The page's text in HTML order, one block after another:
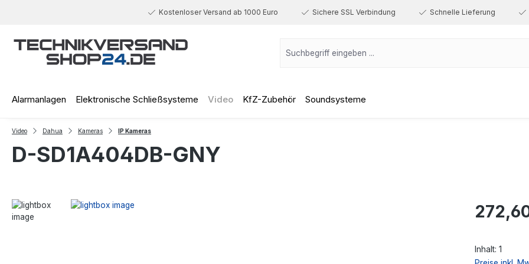
Kostenloser Versand ab 1000 Euro Sichere SSL Verbindung Schnelle Lieferung
Alarmanlagen Elektronische Schließsysteme Video KfZ-Zubehör Soundsysteme
Video Dahua Kameras IP Kameras
D-SD1A404DB-GNY
Regulärer
Inhalt: 1